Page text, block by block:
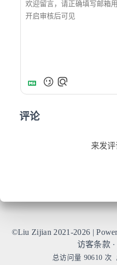
评论
来发
©Liu Zijian 2021-2026 |
访客条款 ·
总访问量 90610 次